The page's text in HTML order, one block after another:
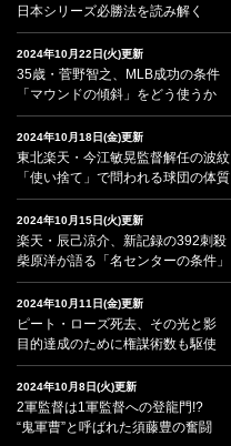
日本シリーズ必勝法を読み解く
2024年10月22日(火)更新
35歳・菅野智之、MLB成功の条件
「マウンドの傾斜」をどう使うか
2024年10月18日(金)更新
東北楽天・今江敏晃監督解任の波紋
「使い捨て」で問われる球団の体質
2024年10月15日(火)更新
楽天・辰己涼介、新記録の392刺殺
柴原洋が語る「名センターの条件」
2024年10月11日(金)更新
ピート・ローズ死去、その光と影
目的達成のために権謀術数も駆使
2024年10月8日(火)更新
2軍監督は1軍監督への登龍門!?
“鬼軍曹”と呼ばれた須藤豊の奮闘